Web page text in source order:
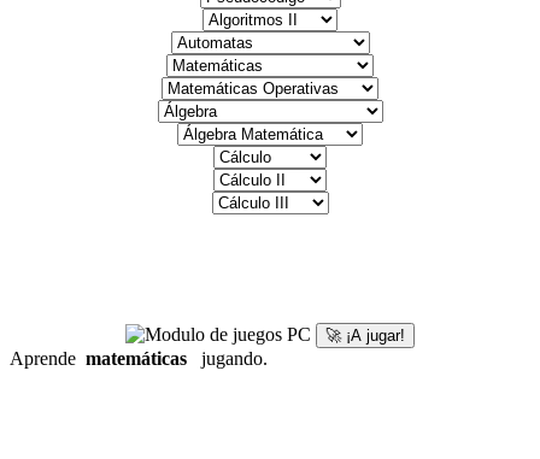
🚀 ¡A jugar!
Aprende matemáticas jugando.